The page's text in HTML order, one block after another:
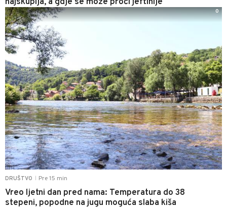
DRUŠTVO Pre 15 min
Vreo ljetni dan pred nama: Temperatura do 38
stepeni, popodne na jugu moguća slaba kiša
0